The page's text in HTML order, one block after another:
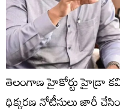
తెలంగాణ హైకోర్టు హైడ్రా
ధిక్కరణ నోటీసులు జారీ